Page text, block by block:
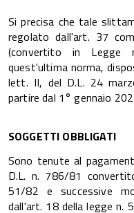
Si precisa che tale
regolato dall'art. 37
(convertito in Legge
quest'ultima norma,
lett. II, del D.L. 24
partire dal 1° gennaio
SOGGETTI OBBLIGATI
Sono tenute al
D.L. n. 786/81
51/82 e successive
dall'art. 18 della legge n.